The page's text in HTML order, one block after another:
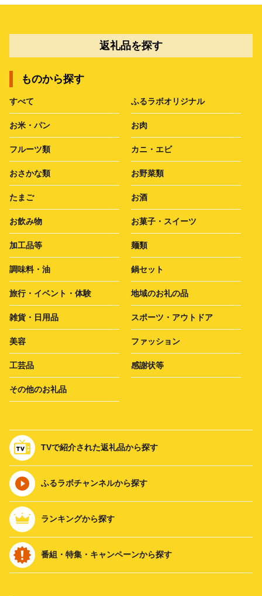
返礼品を探す
ものから探す
すべて ふるラボオリジナル
お米・パン お肉
フルーツ類 カニ・エビ
おさかな類 お野菜類
たまご お酒
お飲み物 お菓子・スイーツ
加工品等 麺類
調味料・油 鍋セット
旅行・イベント・体験 地域のお礼の品
雑貨・日用品 スポーツ・アウトドア
美容 ファッション
工芸品 感謝状等
その他のお礼品
TVで紹介された返礼品から探す
ふるラボチャンネルから探す
ランキングから探す
番組・特集・キャンペーンから探す